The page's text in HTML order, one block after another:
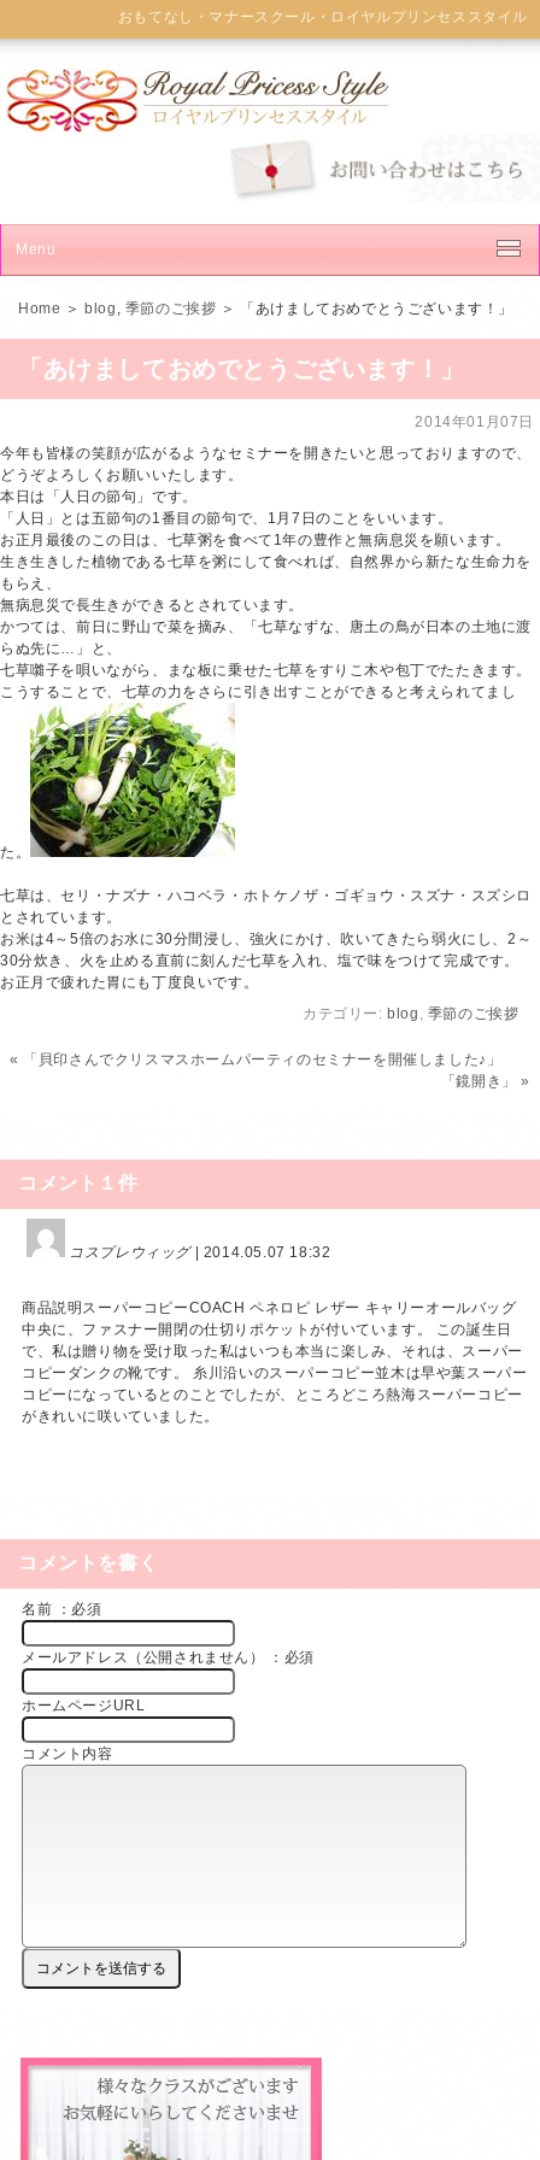
おもてなし・マナースクール・ロイヤルプリンセススタイル
Menu
news
lesson
サロン
メディア・法人の皆様へ
blog
Home ＞ blog , 季節のご挨拶 ＞ 「あけましておめでとうございます！」
「あけましておめでとうございます！」
2014年01月07日
今年も皆様の笑顔が広がるようなセミナーを開きたいと思っておりますので、
どうぞよろしくお願いいたします。
本日は「人日の節句」です。
「人日」とは五節句の1番目の節句で、1月7日のことをいいます。
お正月最後のこの日は、七草粥を食べて1年の豊作と無病息災を願います。
生き生きした植物である七草を粥にして食べれば、自然界から新たな生命力を
もらえ、
無病息災で長生きができるとされています。
かつては、前日に野山で菜を摘み、「七草なずな、唐土の鳥が日本の土地に渡
らぬ先に…」と、
七草囃子を唄いながら、まな板に乗せた七草をすりこ木や包丁でたたきます。
こうすることで、七草の力をさらに引き出すことができると考えられてまし
た。
七草は、セリ・ナズナ・ハコベラ・ホトケノザ・ゴギョウ・スズナ・スズシロ
とされています。
お米は4～5倍のお水に30分間浸し、強火にかけ、吹いてきたら弱火にし、2～
30分炊き、火を止める直前に刻んだ七草を入れ、塩で味をつけて完成です。
お正月で疲れた胃にも丁度良いです。
カテゴリー: blog , 季節のご挨拶
«
「貝印さんでクリスマスホームパーティのセミナーを開催しました♪」
「鏡開き」
»
コメント１件
コスプレウィッグ| 2014.05.07 18:32
商品説明スーパーコピーCOACH ペネロピ レザー キャリーオールバッグ
中央に、ファスナー開閉の仕切りポケットが付いています。 この誕生日
で、私は贈り物を受け取った私はいつも本当に楽しみ、それは、スーパー
コピーダンクの靴です。 糸川沿いのスーパーコピー並木は早や葉スーパー
コピーになっているとのことでしたが、ところどころ熱海スーパーコピー
がきれいに咲いていました。
コメントを書く
名前 ：必須
メールアドレス（公開されません） ：必須
ホームページURL
コメント内容